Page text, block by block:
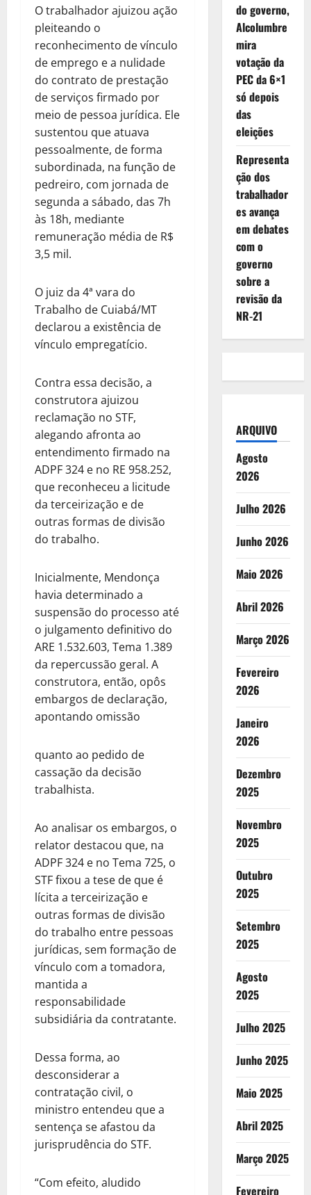
O trabalhador ajuizou ação
pleiteando o
reconhecimento de vínculo
de emprego e a nulidade
do contrato de prestação
de serviços firmado por
meio de pessoa jurídica. Ele
sustentou que atuava
pessoalmente, de forma
subordinada, na função de
pedreiro, com jornada de
segunda a sábado, das 7h
às 18h, mediante
remuneração média de R$
3,5 mil.
O juiz da 4ª vara do
Trabalho de Cuiabá/MT
declarou a existência de
vínculo empregatício.
Contra essa decisão, a
construtora ajuizou
reclamação no STF,
alegando afronta ao
entendimento firmado na
ADPF 324 e no RE 958.252,
que reconheceu a licitude
da terceirização e de
outras formas de divisão
do trabalho.
Inicialmente, Mendonça
havia determinado a
suspensão do processo até
o julgamento definitivo do
ARE 1.532.603, Tema 1.389
da repercussão geral. A
construtora, então, opôs
embargos de declaração,
apontando omissão
quanto ao pedido de
cassação da decisão
trabalhista.
Ao analisar os embargos, o
relator destacou que, na
ADPF 324 e no Tema 725, o
STF fixou a tese de que é
lícita a terceirização e
outras formas de divisão
do trabalho entre pessoas
jurídicas, sem formação de
vínculo com a tomadora,
mantida a
responsabilidade
subsidiária da contratante.
Dessa forma, ao
desconsiderar a
contratação civil, o
ministro entendeu que a
sentença se afastou da
jurisprudência do STF.
“Com efeito, aludido
do governo,
Alcolumbre
mira
votação da
PEC da 6×1
só depois
das
eleições
Representa
ção dos
trabalhador
es avança
em debates
com o
governo
sobre a
revisão da
NR-21
ARQUIVO
Agosto
2026
Julho 2026
Junho 2026
Maio 2026
Abril 2026
Março 2026
Fevereiro
2026
Janeiro
2026
Dezembro
2025
Novembro
2025
Outubro
2025
Setembro
2025
Agosto
2025
Julho 2025
Junho 2025
Maio 2025
Abril 2025
Março 2025
Fevereiro